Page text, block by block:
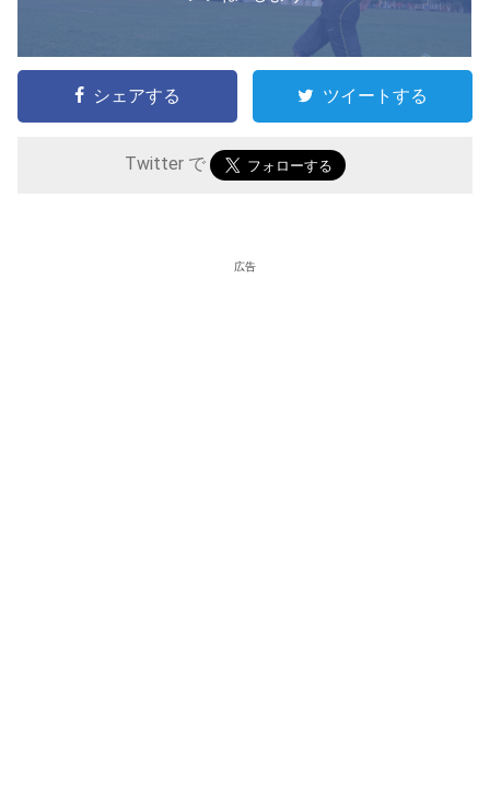
シェアする ツイートする
Twitter で
広告